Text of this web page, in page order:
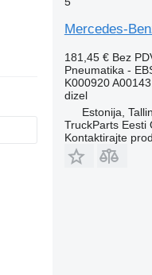
Mercedes-
181,45 € Bez
Pneumatika -
K000920
dizel
Estonija,
TruckParts Eesti
Kontaktirajte